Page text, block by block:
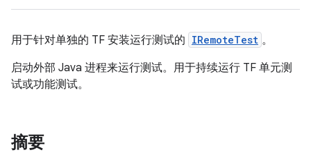
用于针对单独的 TF 安装运行测试的 IRemoteTest 。
启动外部 Java 进程来运行测试。用于持续运行 TF 单元测
试或功能测试。
摘要